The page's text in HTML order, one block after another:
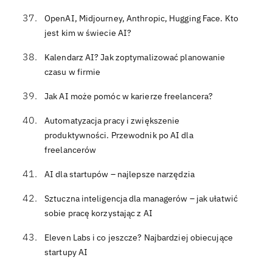
OpenAI, Midjourney, Anthropic, Hugging Face. Kto
jest kim w świecie AI?
Kalendarz AI? Jak zoptymalizować planowanie
czasu w firmie
Jak AI może pomóc w karierze freelancera?
Automatyzacja pracy i zwiększenie
produktywności. Przewodnik po AI dla
freelancerów
AI dla startupów – najlepsze narzędzia
Sztuczna inteligencja dla managerów – jak ułatwić
sobie pracę korzystając z AI
Eleven Labs i co jeszcze? Najbardziej obiecujące
startupy AI